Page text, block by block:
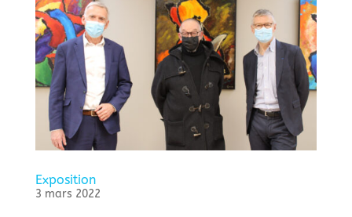
Exposition
3 mars 2022